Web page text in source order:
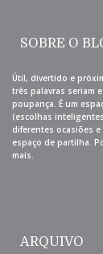
SOBRE O
Útil, divertido e
três palavras seriam
poupança. É um
(escolhas
diferentes ocasiões
espaço de partilha.
mais.
ARQUIVO